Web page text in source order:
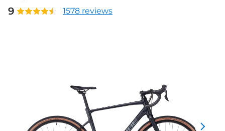
9 1578 reviews